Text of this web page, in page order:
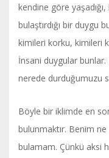
kendine göre
bulaştırdığı bir duygu
kimileri korku, kimileri
İnsani duygular
nerede durduğumuzu
Böyle bir iklimde en
bulunmaktır. Benim
bulamam. Çünkü aksi